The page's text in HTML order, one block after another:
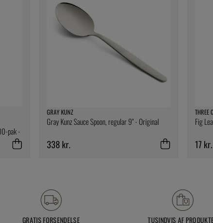
pak -
GRAY KUNZ
Gray Kunz Sauce Spoon, regular 9" - Original
338 kr.
THREE
Fig
17 kr.
GRATIS FORSENDELSE TUSINDVIS AF